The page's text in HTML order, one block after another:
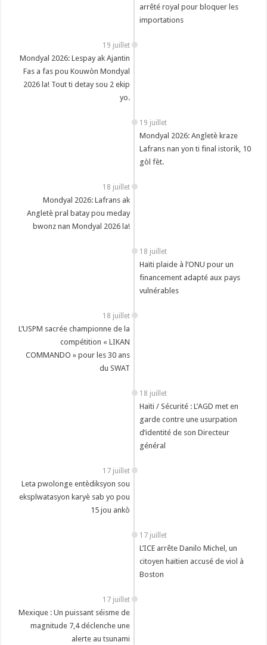
arrêté royal pour bloquer les
importations
19 juillet
Mondyal 2026: Lespay ak Ajantin
Fas a fas pou Kouwòn Mondyal
2026 la! Tout ti detay sou 2 ekip
yo.
19 juillet
Mondyal 2026: Angletè kraze
Lafrans nan yon ti final istorik, 10
gòl fèt.
18 juillet
Mondyal 2026: Lafrans ak
Angletè pral batay pou meday
bwonz nan Mondyal 2026 la!
18 juillet
Haïti plaide à l’ONU pour un
financement adapté aux pays
vulnérables
18 juillet
L’USPM sacrée championne de la
compétition « LIKAN
COMMANDO » pour les 30 ans
du SWAT
18 juillet
Haïti / Sécurité : L’AGD met en
garde contre une usurpation
d’identité de son Directeur
général
17 juillet
Leta pwolonge entèdiksyon sou
eksplwatasyon karyè sab yo pou
15 jou ankò
17 juillet
L’ICE arrête Danilo Michel, un
citoyen haïtien accusé de viol à
Boston
17 juillet
Mexique : Un puissant séisme de
magnitude 7,4 déclenche une
alerte au tsunami